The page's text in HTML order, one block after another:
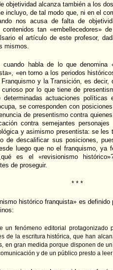
objetividad alcanza también a los
incluyo, de tal modo que, ni en el
nos acusa de falta de
tan «embellecedores»
el artículo de este profesor,
mismos.
cuando habla de lo que denomina
«en torno a los periodos
y la Transición, es
por lo que tiene de
determinadas actuaciones
se corresponden con
de presentismo contra
contra semejantes
y asimismo presentista: se les
de descalificar sus posiciones,
luego que no el franquismo, ya
es el «revisionismo
de proseguir.
* * *
histórico franquista» es
un fenómeno editorial protagonizado
de la escritura histórica, que han
en gran medida porque disponen de
y de un público presto a